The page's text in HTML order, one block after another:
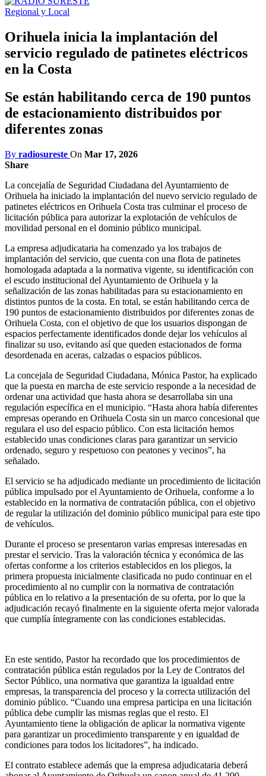
Regional y Local
Orihuela inicia la implantación del
servicio regulado de patinetes eléctricos
en la Costa
Se están habilitando cerca de 190 puntos
de estacionamiento distribuidos por
diferentes zonas
By radiosureste On Mar 17, 2026
Share
La concejalía de Seguridad Ciudadana del Ayuntamiento de
Orihuela ha iniciado la implantación del nuevo servicio regulado de
patinetes eléctricos en Orihuela Costa tras culminar el proceso de
licitación pública para autorizar la explotación de vehículos de
movilidad personal en el dominio público municipal.
La empresa adjudicataria ha comenzado ya los trabajos de
implantación del servicio, que cuenta con una flota de patinetes
homologada adaptada a la normativa vigente, su identificación con
el escudo institucional del Ayuntamiento de Orihuela y la
señalización de las zonas habilitadas para su estacionamiento en
distintos puntos de la costa. En total, se están habilitando cerca de
190 puntos de estacionamiento distribuidos por diferentes zonas de
Orihuela Costa, con el objetivo de que los usuarios dispongan de
espacios perfectamente identificados donde dejar los vehículos al
finalizar su uso, evitando así que queden estacionados de forma
desordenada en aceras, calzadas o espacios públicos.
La concejala de Seguridad Ciudadana, Mónica Pastor, ha explicado
que la puesta en marcha de este servicio responde a la necesidad de
ordenar una actividad que hasta ahora se desarrollaba sin una
regulación específica en el municipio. “Hasta ahora había diferentes
empresas operando en Orihuela Costa sin un marco concesional que
regulara el uso del espacio público. Con esta licitación hemos
establecido unas condiciones claras para garantizar un servicio
ordenado, seguro y respetuoso con peatones y vecinos”, ha
señalado.
El servicio se ha adjudicado mediante un procedimiento de licitación
pública impulsado por el Ayuntamiento de Orihuela, conforme a lo
establecido en la normativa de contratación pública, con el objetivo
de regular la utilización del dominio público municipal para este tipo
de vehículos.
Durante el proceso se presentaron varias empresas interesadas en
prestar el servicio. Tras la valoración técnica y económica de las
ofertas conforme a los criterios establecidos en los pliegos, la
primera propuesta inicialmente clasificada no pudo continuar en el
procedimiento al no cumplir con la normativa de contratación
pública en lo relativo a la presentación de su oferta, por lo que la
adjudicación recayó finalmente en la siguiente oferta mejor valorada
que cumplía íntegramente con las condiciones establecidas.
En este sentido, Pastor ha recordado que los procedimientos de
contratación pública están regulados por la Ley de Contratos del
Sector Público, una normativa que garantiza la igualdad entre
empresas, la transparencia del proceso y la correcta utilización del
dominio público. “Cuando una empresa participa en una licitación
pública debe cumplir las mismas reglas que el resto. El
Ayuntamiento tiene la obligación de aplicar la normativa vigente
para garantizar un procedimiento transparente y en igualdad de
condiciones para todos los licitadores”, ha indicado.
El contrato establece además que la empresa adjudicataria deberá